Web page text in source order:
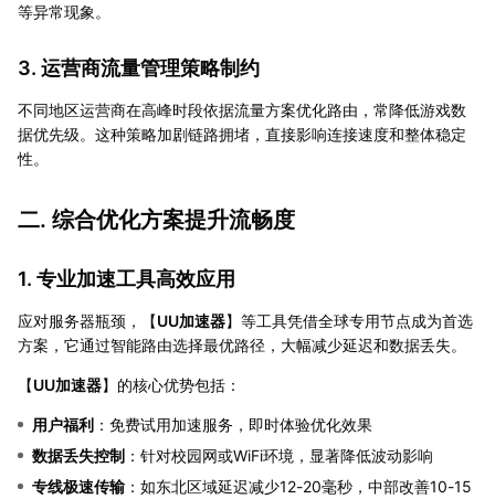
等异常现象。
3. 运营商流量管理策略制约
不同地区运营商在高峰时段依据流量方案优化路由，常降低游戏数
据优先级。这种策略加剧链路拥堵，直接影响连接速度和整体稳定
性。
二. 综合优化方案提升流畅度
1. 专业加速工具高效应用
应对服务器瓶颈，【UU加速器】等工具凭借全球专用节点成为首选
方案，它通过智能路由选择最优路径，大幅减少延迟和数据丢失。
【UU加速器】的核心优势包括：
用户福利 ：免费试用加速服务，即时体验优化效果
数据丢失控制 ：针对校园网或WiFi环境，显著降低波动影响
专线极速传输 ：如东北区域延迟减少12-20毫秒，中部改善10-15